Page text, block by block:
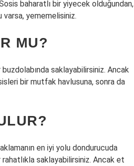
baharatlı bir yiyecek olduğundan,
varsa, yememelisiniz.
MU?
saklayabilirsiniz. Ancak
bir mutfak havlusuna, sonra da
en iyi yolu dondurucuda
saklayabilirsiniz. Ancak et